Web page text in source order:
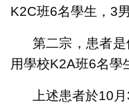
K2C班6名學生，3
第二宗，患者
用學校K2A班6名學
上述患者於10